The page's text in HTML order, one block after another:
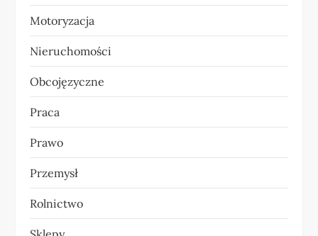
Motoryzacja
Nieruchomości
Obcojęzyczne
Praca
Prawo
Przemysł
Rolnictwo